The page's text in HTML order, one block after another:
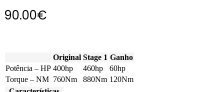
90.00€
Original Stage 1 Ganho
Potência – HP 400hp 460hp
60hp
Torque – NM 760Nm 880Nm 120Nm